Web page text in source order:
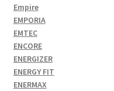
Empire
EMPORIA
EMTEC
ENCORE
ENERGIZER
ENERGY FIT
ENERMAX